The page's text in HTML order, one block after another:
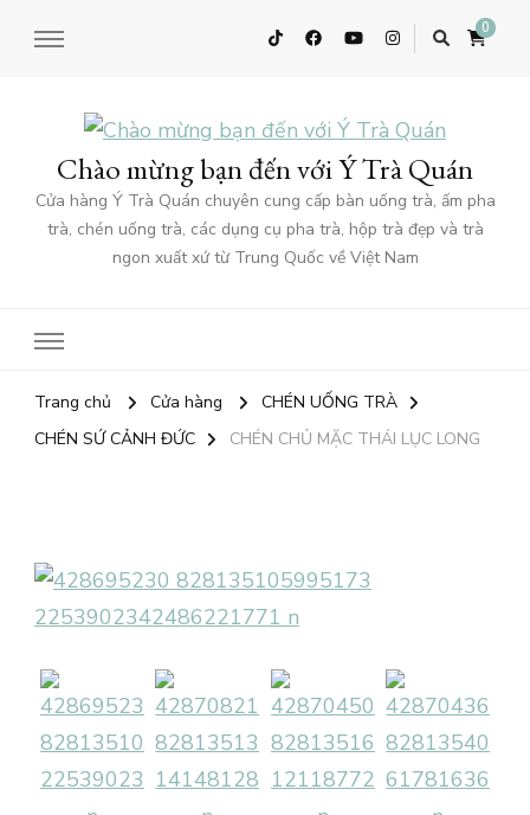
0
Chào mừng bạn đến với Ý Trà Quán
Cửa hàng Ý Trà Quán chuyên cung cấp bàn uống trà, ấm pha
trà, chén uống trà, các dụng cụ pha trà, hộp trà đẹp và trà
ngon xuất xứ từ Trung Quốc về Việt Nam
Trang chủ Cửa hàng
CHÉN UỐNG TRÀ
CHÉN SỨ CẢNH ĐỨC
CHÉN CHỦ MẶC THÁI LỤC LONG